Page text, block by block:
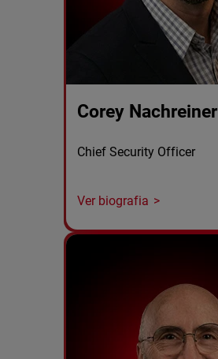
Corey Nachreiner
Chief Security Officer
Ver biografia